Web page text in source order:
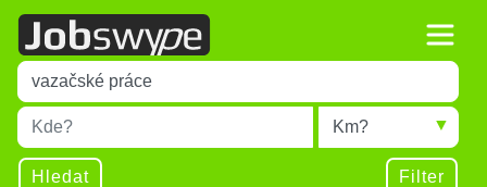
Title
Type 1 or more characters for results.
Místo
Type 1 or more characters for results.
Radius
Hledat Filter